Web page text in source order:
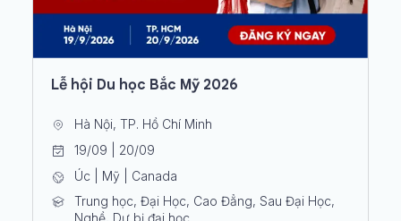
Lễ hội Du học Bắc Mỹ 2026
Hà Nội, TP. Hồ Chí Minh
19/09 | 20/09
Úc | Mỹ | Canada
Trung học, Đại Học, Cao Đẳng, Sau Đại Học,
Nghề, Dự bị đại học